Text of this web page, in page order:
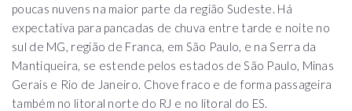
poucas nuvens na maior parte da região Sudeste. Há
expectativa para pancadas de chuva entre tarde e noite no
sul de MG, região de Franca, em São Paulo, e na Serra da
Mantiqueira, se estende pelos estados de São Paulo, Minas
Gerais e Rio de Janeiro. Chove fraco e de forma passageira
também no litoral norte do RJ e no litoral do ES.